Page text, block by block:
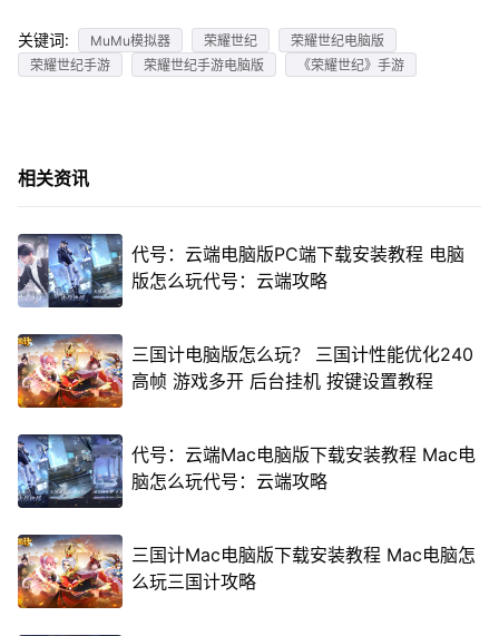
关键词: MuMu模拟器 荣耀世纪
荣耀世纪电脑版
荣耀世纪手游
荣耀世纪手游电脑版 《荣耀世纪》手游
相关资讯
代号：云端电脑版PC端下载安装教程 电脑
版怎么玩代号：云端攻略
三国计电脑版怎么玩？ 三国计性能优化240
高帧 游戏多开 后台挂机 按键设置教程
代号：云端Mac电脑版下载安装教程 Mac电
脑怎么玩代号：云端攻略
三国计Mac电脑版下载安装教程 Mac电脑怎
么玩三国计攻略